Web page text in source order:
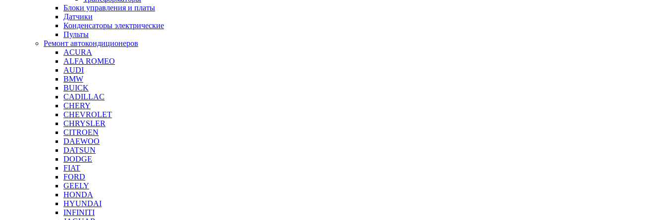
Блоки управления и платы
Датчики
Конденсаторы электрические
Пульты
Ремонт автокондиционеров
ACURA
ALFA ROMEO
AUDI
BMW
BUICK
CADILLAC
CHERY
CHEVROLET
CHRYSLER
CITROEN
DAEWOO
DATSUN
DODGE
FIAT
FORD
GEELY
HONDA
HYUNDAI
INFINITI